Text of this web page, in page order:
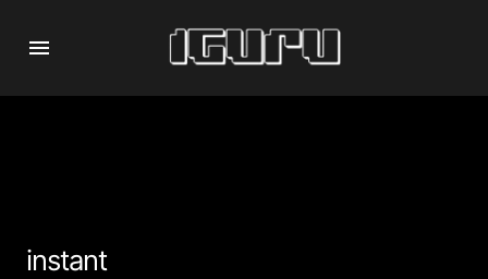
instant